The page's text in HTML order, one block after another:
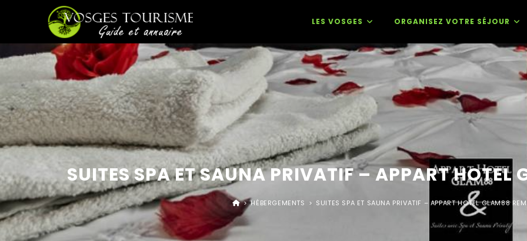
LES VOSGES ORGANISEZ VOTRE SÉJOUR
SUITES SPA ET SAUNA PRIVATIF – APPART HOTEL
> HÉBERGEMENTS > SUITES SPA ET SAUNA PRIVATIF – APPART HOTEL GLAM88